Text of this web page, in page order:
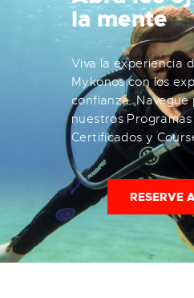
la mente
Viva la experiencia
Mykonos con los
confianza. Navegue
nuestros
Certificados y
RESERVE